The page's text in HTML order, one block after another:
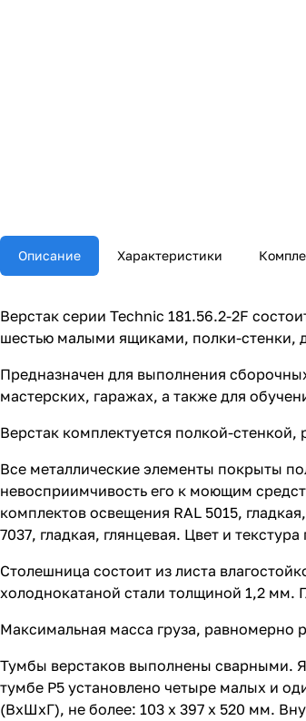
Описание Характеристики
Верстак серии Technic 181.56.2-2F
шестью малыми ящиками, полки-стенки,
Предназначен для выполнения
мастерских, гаражах, а также для
Верстак комплектуется полкой-
Все металлические элементы покрыты
невосприимчивость его к моющим
комплектов освещения RAL 5015,
7037, гладкая, глянцевая. Цвет и
Столешница состоит из листа
холоднокатаной стали толщиной 1,2 мм.
Максимальная масса груза, равномерно
Тумбы верстаков выполнены сварными.
тумбе P5 установлено четыре малых и
(ВхШхГ), не более: 103 х 397 х 520 мм.